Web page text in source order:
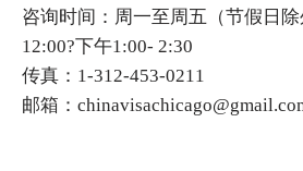
咨询时间：周一至周五（节假日
12:00?下午1:00- 2:30
传真：1-312-453-0211
邮箱：